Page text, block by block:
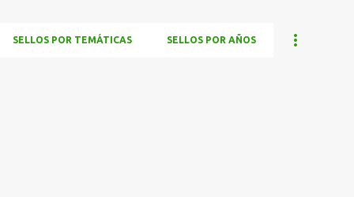
SELLOS POR TEMÁTICAS SELLOS POR AÑOS